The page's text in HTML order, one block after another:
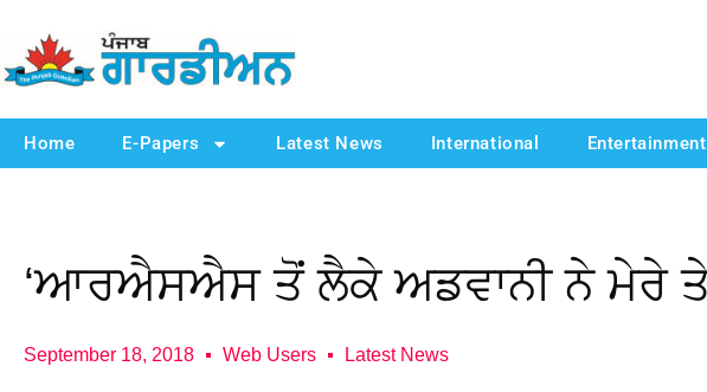
Home E-Papers Latest News International Entertainment
‘ਆਰਐਸਐਸ ਤੋਂ ਲੈਕੇ ਅਡਵਾਨੀ ਨੇ ਮੇਰੇ
September 18, 2018 Web Users Latest News